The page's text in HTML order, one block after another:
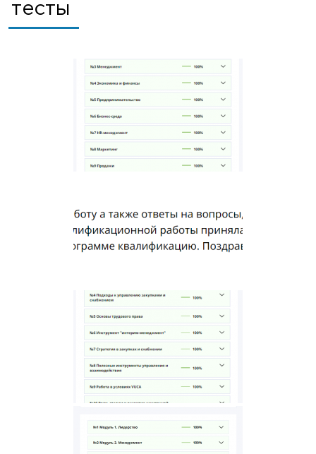
тесты
или напишите нам прямо сейчас
⚠️ Пожалуйста, пишите в MAX или заполните
В России Telegram и WhatsApp блокируют -
сообщения могут не дойти.
Написать в WhatsApp